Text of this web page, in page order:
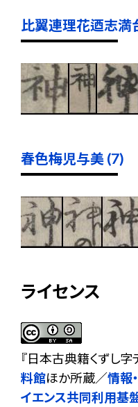
比翼連理花迺志満
春色梅児与美 (7)
ライセンス
『日本古典籍くずし字
料館ほか所蔵／情報
イエンス共同利用基